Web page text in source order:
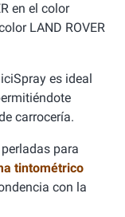
en el color
LAND ROVER
es ideal
carrocería.
para
tintométrico
con la